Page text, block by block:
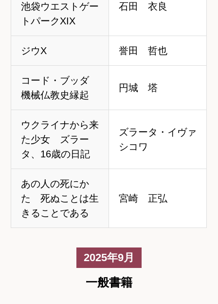
池袋ウエストゲー
トパークXIX
石田 衣良
ジウX 誉田 哲也
コード・ブッダ
機械仏教史縁起
円城 塔
ウクライナから来
た少女 ズラー
タ、16歳の日記
ズラータ・イヴァ
シコワ
あの人の死にか
た 死ぬことは生
きることである
宮崎 正弘
2025年9月
一般書籍